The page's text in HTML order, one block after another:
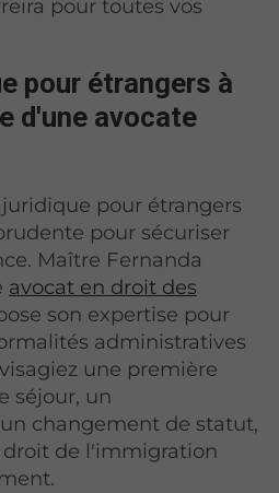
pour toutes vos
pour étrangers à
d'une avocate
pour étrangers
pour sécuriser
Maître Fernanda
avocat en droit des
son expertise pour
administratives
une première
séjour, un
changement de statut,
de l'immigration